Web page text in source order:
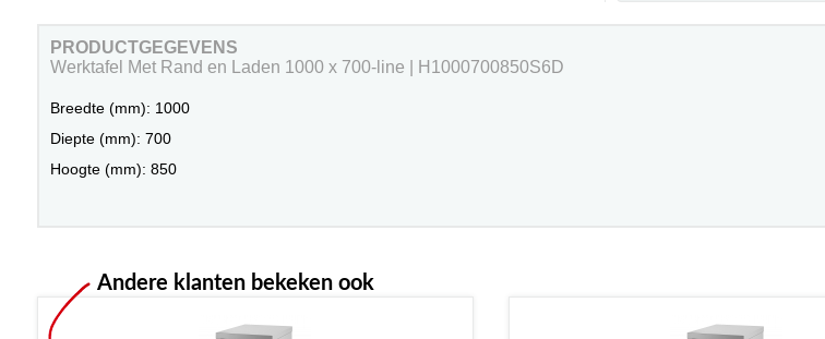
PRODUCTGEGEVENS
Werktafel Met Rand en Laden 1000 x 700-line | H1000700850S6D
Breedte (mm): 1000
Diepte (mm): 700
Hoogte (mm): 850
Andere klanten bekeken ook